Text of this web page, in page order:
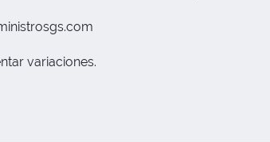
variaciones.